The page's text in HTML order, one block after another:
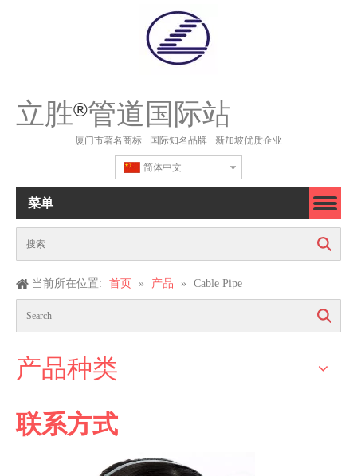
立胜®管道国际站
厦门市著名商标 · 国际知名品牌 · 新加坡优质企业
简体中文
菜单
当前所在位置: 首页 » 产品 » Cable Pipe
产品种类
联系方式